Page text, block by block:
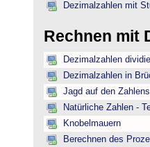
Dezimalzahlen mit
Rechnen mit
Dezimalzahlen
Dezimalzahlen in
Jagd auf den
Natürliche Zahlen -
Knobelmauern
Berechnen des